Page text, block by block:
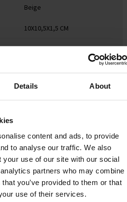
Details About
content and ads, to provide
to analyse our traffic. We also
your use of our site with our social
partners who may combine
you’ve provided to them or that
use of their services.
Beige
10X10,5X1,5 CM
1.5 cm
10 cm
producten